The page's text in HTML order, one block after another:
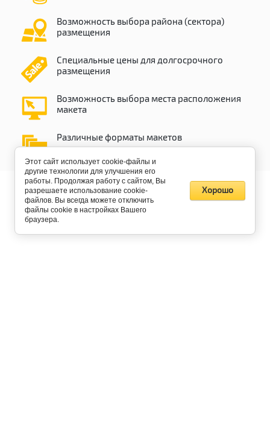
Возможность выбора района (сектора)
размещения
Специальные цены для долгосрочного
размещения
Возможность выбора места расположения
макета
Различные форматы макетов
Этот сайт использует cookie-файлы и
другие технологии для улучшения его
работы. Продолжая работу с сайтом, Вы
разрешаете использование cookie-
файлов. Вы всегда можете отключить
файлы cookie в настройках Вашего
браузера.
Хорошо